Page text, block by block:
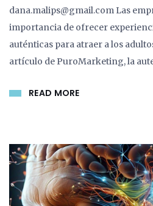
dana.malips@gmail.com Las
importancia de ofrecer
auténticas para atraer a los
artículo de PuroMarketing, la
READ MORE